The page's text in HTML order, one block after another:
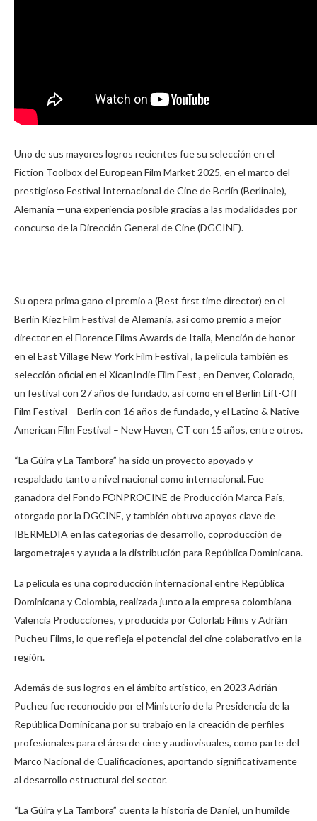
Uno de sus mayores logros recientes fue su selección en el
Fiction Toolbox del European Film Market 2025, en el marco del
prestigioso Festival Internacional de Cine de Berlín (Berlinale),
Alemania —una experiencia posible gracias a las modalidades por
concurso de la Dirección General de Cine (DGCINE).
Su opera prima gano el premio a (Best first time director) en el
Berlin Kiez Film Festival de Alemania, así como premio a mejor
director en el Florence Films Awards de Italia, Mención de honor
en el East Village New York Film Festival , la película también es
selección oficial en el XicanIndie Film Fest , en Denver, Colorado,
un festival con 27 años de fundado, así como en el Berlin Lift-Off
Film Festival – Berlin con 16 años de fundado, y el Latino & Native
American Film Festival – New Haven, CT con 15 años, entre otros.
“La Güira y La Tambora” ha sido un proyecto apoyado y
respaldado tanto a nivel nacional como internacional. Fue
ganadora del Fondo FONPROCINE de Producción Marca País,
otorgado por la DGCINE, y también obtuvo apoyos clave de
IBERMEDIA en las categorías de desarrollo, coproducción de
largometrajes y ayuda a la distribución para República Dominicana.
La película es una coproducción internacional entre República
Dominicana y Colombia, realizada junto a la empresa colombiana
Valencia Producciones, y producida por Colorlab Films y Adrián
Pucheu Films, lo que refleja el potencial del cine colaborativo en la
región.
Además de sus logros en el ámbito artístico, en 2023 Adrián
Pucheu fue reconocido por el Ministerio de la Presidencia de la
República Dominicana por su trabajo en la creación de perfiles
profesionales para el área de cine y audiovisuales, como parte del
Marco Nacional de Cualificaciones, aportando significativamente
al desarrollo estructural del sector.
“La Güira y La Tambora” cuenta la historia de Daniel, un humilde